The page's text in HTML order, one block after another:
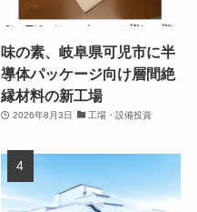
味の素、岐阜県可児市に半
導体パッケージ向け層間絶
縁材料の新工場
2026年8月3日 工場・設備投資